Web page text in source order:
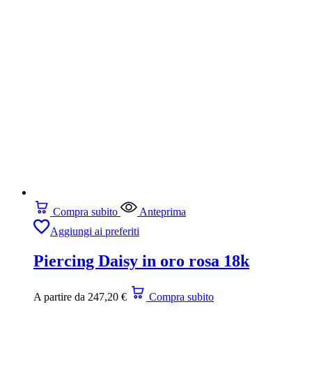
Compra subito
Anteprima
Aggiungi ai preferiti
Piercing Daisy in oro rosa 18k
A partire da 247,20 € Compra subito